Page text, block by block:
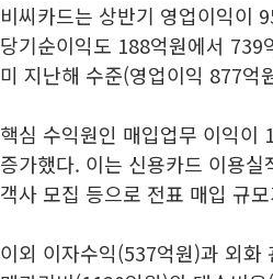
비씨카드는 상반기 영업이익이
당기순이익도 188억원에서
미 지난해 수준(영업이익 877억
핵심 수익원인 매입업무 이익
증가했다. 이는 신용카드 이용
객사 모집 등으로 전표 매입 규
이외 이자수익(537억원)과 외